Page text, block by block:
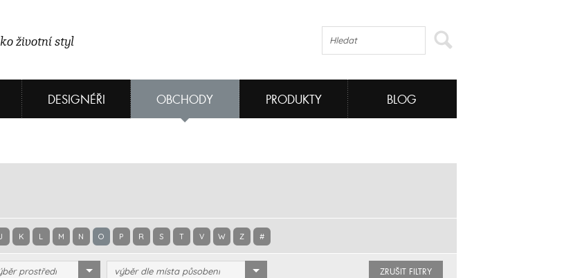
životní styl
DESIGNÉŘI OBCHODY PRODUKTY BLOG
K L M N O P R S T V W Z #
prostředí výběr dle místa působení ZRUŠIT FILTRY